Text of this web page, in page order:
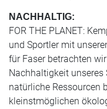
NACHHALTIG:
FOR THE PLANET:
und Sportler mit
für Faser betrachten
Nachhaltigkeit
natürliche Ressourcen
kleinstmöglichen